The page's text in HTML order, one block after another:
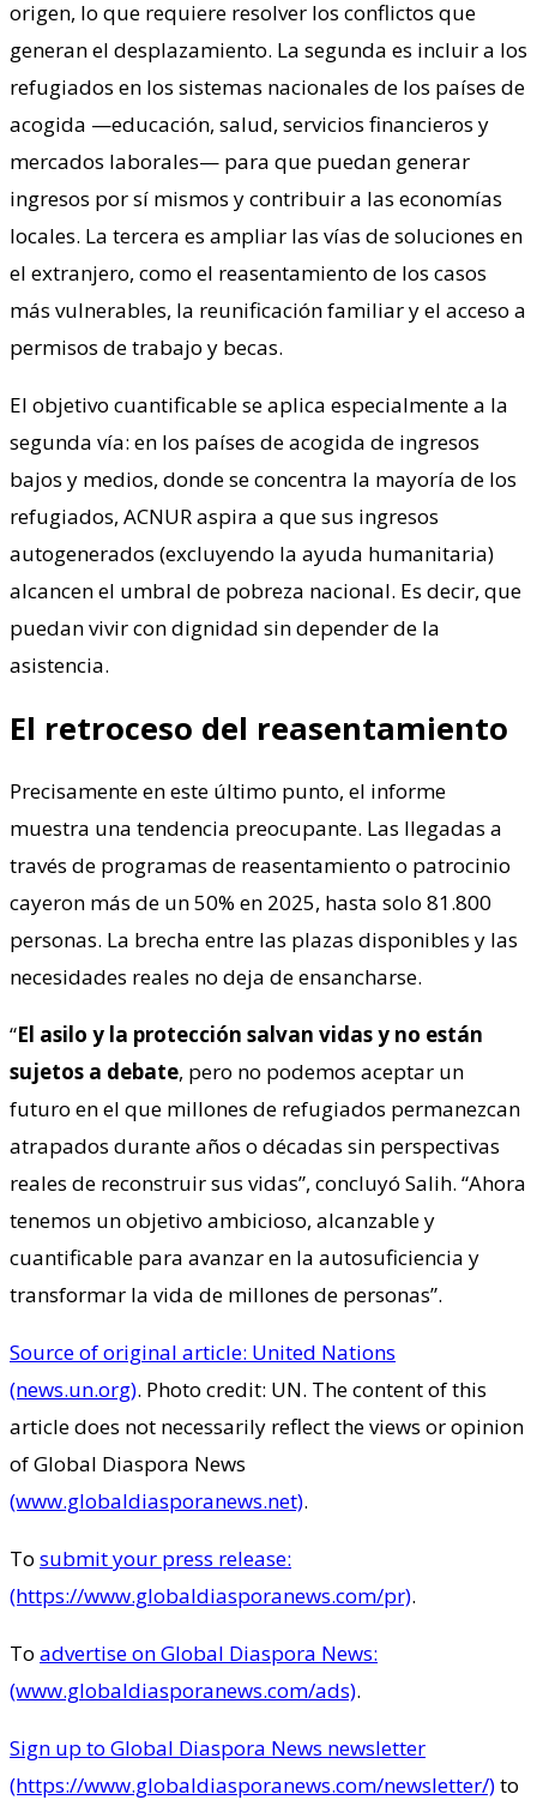
origen, lo que requiere resolver los conflictos que
generan el desplazamiento. La segunda es incluir a los
refugiados en los sistemas nacionales de los países de
acogida —educación, salud, servicios financieros y
mercados laborales— para que puedan generar
ingresos por sí mismos y contribuir a las economías
locales. La tercera es ampliar las vías de soluciones en
el extranjero, como el reasentamiento de los casos
más vulnerables, la reunificación familiar y el acceso a
permisos de trabajo y becas.
El objetivo cuantificable se aplica especialmente a la
segunda vía: en los países de acogida de ingresos
bajos y medios, donde se concentra la mayoría de los
refugiados, ACNUR aspira a que sus ingresos
autogenerados (excluyendo la ayuda humanitaria)
alcancen el umbral de pobreza nacional. Es decir, que
puedan vivir con dignidad sin depender de la
asistencia.
El retroceso del reasentamiento
Precisamente en este último punto, el informe
muestra una tendencia preocupante. Las llegadas a
través de programas de reasentamiento o patrocinio
cayeron más de un 50% en 2025, hasta solo 81.800
personas. La brecha entre las plazas disponibles y las
necesidades reales no deja de ensancharse.
“El asilo y la protección salvan vidas y no están
sujetos a debate, pero no podemos aceptar un
futuro en el que millones de refugiados permanezcan
atrapados durante años o décadas sin perspectivas
reales de reconstruir sus vidas”, concluyó Salih. “Ahora
tenemos un objetivo ambicioso, alcanzable y
cuantificable para avanzar en la autosuficiencia y
transformar la vida de millones de personas”.
Source of original article: United Nations
(news.un.org). Photo credit: UN. The content of this
article does not necessarily reflect the views or opinion
of Global Diaspora News
(www.globaldiasporanews.net).
To submit your press release:
(https://www.globaldiasporanews.com/pr).
To advertise on Global Diaspora News:
(www.globaldiasporanews.com/ads).
Sign up to Global Diaspora News newsletter
(https://www.globaldiasporanews.com/newsletter/)to